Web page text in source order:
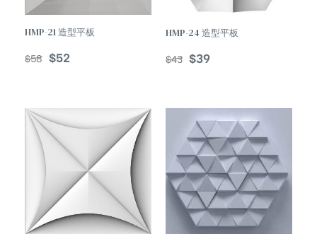
HMP-21 造型平板
$58 $52
HMP-24 造型平板
$43 $39
TREND